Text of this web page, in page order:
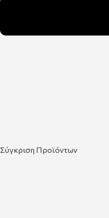
Σύγκριση Προϊόντων